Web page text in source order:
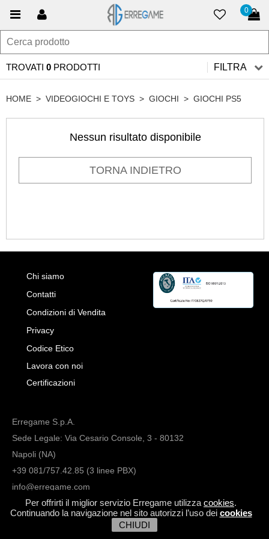
Per offrirti il miglior servizio Erregame utilizza cookies.
Continuando la navigazione nel sito autorizzi l’uso dei cookies
CHIUDI
0
TROVATI 0 PRODOTTI FILTRA
HOME > VIDEOGIOCHI E TOYS > GIOCHI > GIOCHI PS5
Nessun risultato disponibile
TORNA INDIETRO
Chi siamo
Contatti
Condizioni di Vendita
Privacy
Codice Etico
Lavora con noi
Certificazioni
Erregame S.p.A.
Sede Legale: Via Cesario Console, 3 - 80132
Napoli (NA)
+39 081/757.42.85 (3 linee PBX)
info@erregame.com